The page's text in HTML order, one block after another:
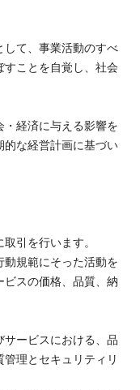
して、事業活動のすべ
すことを自覚し、社会
経済に与える影響を
的な経営計画に基づい
引を行います。
規範にそった活動を
スの価格、品質、納
ービスにおける、品
理とセキュリティリ